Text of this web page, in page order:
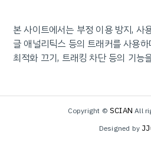
본 사이트에서는 부정 이용 방지, 사
글 애널리틱스 등의 트래커를 사용
최적화 끄기, 트래킹 차단 등의 기능
Copyright ©SCIAN All
Designed by